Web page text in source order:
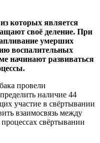
которых является
своё деление. При
умерших
воспалительных
начинают развиваться
провели
наличие 44
участие в свёртывании
взаимосвязь между
свёртывании